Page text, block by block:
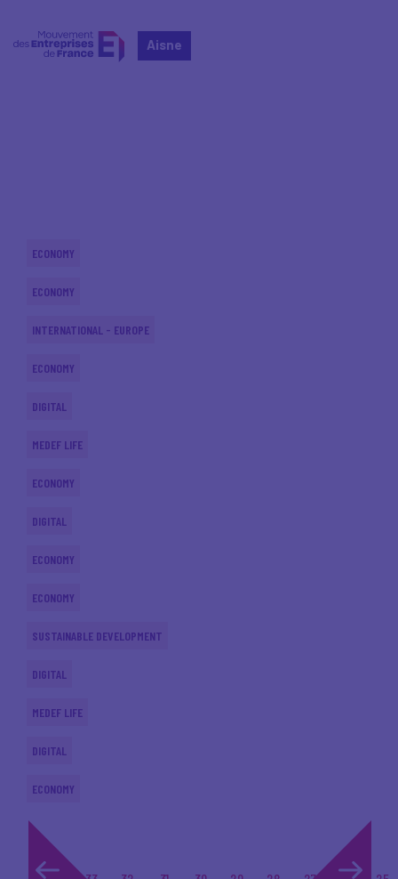
Aisne
ECONOMY
ECONOMY
INTERNATIONAL - EUROPE
ECONOMY
DIGITAL
MEDEF LIFE
ECONOMY
DIGITAL
ECONOMY
ECONOMY
SUSTAINABLE DEVELOPMENT
DIGITAL
MEDEF LIFE
DIGITAL
ECONOMY